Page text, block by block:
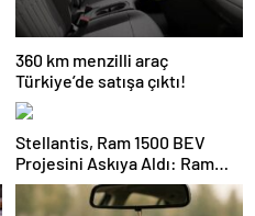
360 km menzilli araç
Türkiye’de satışa çıktı!
Stellantis, Ram 1500 BEV
Projesini Askıya Aldı: Ram
1500 REV ve Hibrit Yol
Haritası